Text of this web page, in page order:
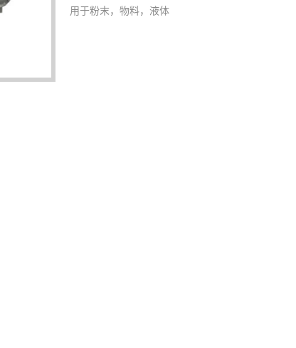
用于粉末，物料，液体